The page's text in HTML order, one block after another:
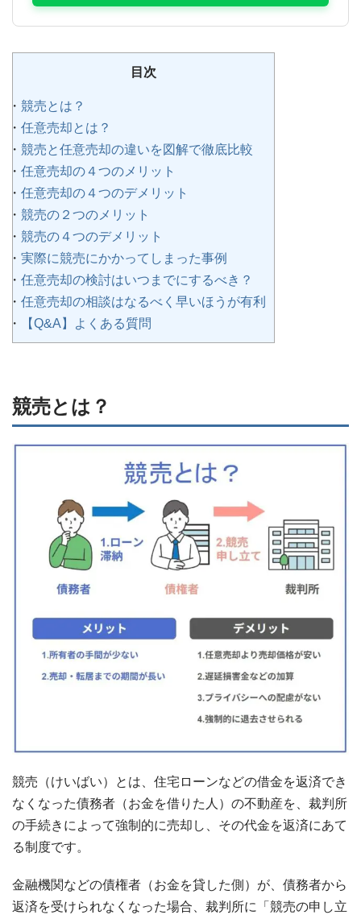
目次
競売とは？
任意売却とは？
競売と任意売却の違いを図解で徹底比較
任意売却の４つのメリット
任意売却の４つのデメリット
競売の２つのメリット
競売の４つのデメリット
実際に競売にかかってしまった事例
任意売却の検討はいつまでにするべき？
任意売却の相談はなるべく早いほうが有利
【Q&A】よくある質問
競売とは？
競売（けいばい）とは、住宅ローンなどの借金を返済でき
なくなった債務者（お金を借りた人）の不動産を、裁判所
の手続きによって強制的に売却し、その代金を返済にあて
る制度です。
金融機関などの債権者（お金を貸した側）が、債務者から
返済を受けられなくなった場合、裁判所に「競売の申し立